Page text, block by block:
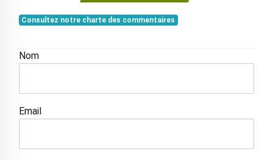
Consultez notre charte des commentaires
Nom
Email